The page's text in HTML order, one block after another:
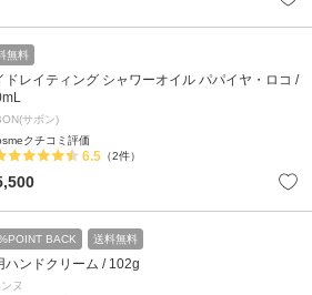
無料
ドレイティング シャワーオイル パパイヤ・ロコ /
サボン)
クチコミ評価
6.5 （2件）
BACK 送料無料
ハンドクリーム / 102g
ヌ